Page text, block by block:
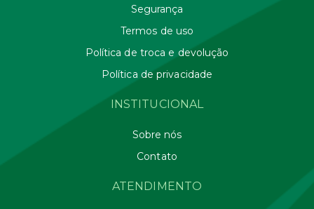
Segurança
Termos de uso
Política de troca e devolução
Política de privacidade
INSTITUCIONAL
Sobre nós
Contato
ATENDIMENTO